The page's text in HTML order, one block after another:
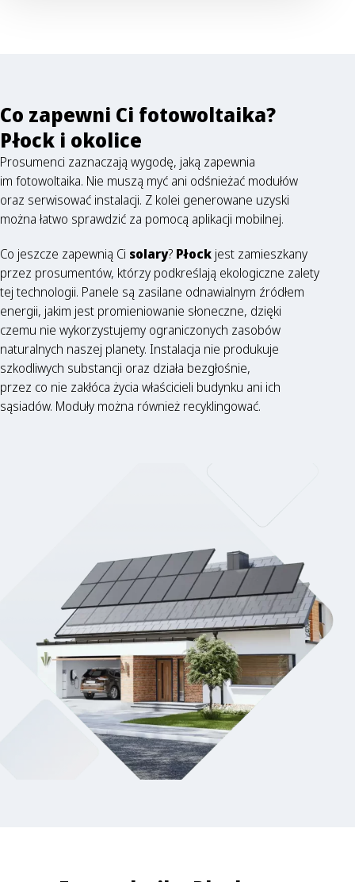
Co zapewni Ci fotowoltaika?
Płock i okolice
Prosumenci zaznaczają wygodę, jaką zapewnia
im fotowoltaika. Nie muszą myć ani odśnieżać modułów
oraz serwisować instalacji. Z kolei generowane uzyski
można łatwo sprawdzić za pomocą aplikacji mobilnej.
Co jeszcze zapewnią Ci solary? Płock jest zamieszkany
przez prosumentów, którzy podkreślają ekologiczne zalety
tej technologii. Panele są zasilane odnawialnym źródłem
energii, jakim jest promieniowanie słoneczne, dzięki
czemu nie wykorzystujemy ograniczonych zasobów
naturalnych naszej planety. Instalacja nie produkuje
szkodliwych substancji oraz działa bezgłośnie,
przez co nie zakłóca życia właścicieli budynku ani ich
sąsiadów. Moduły można również recyklingować.